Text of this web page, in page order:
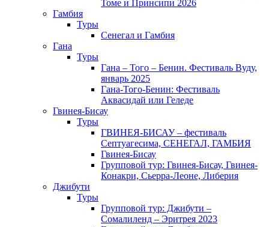
Томе и Принсипи 2026
Гамбия
Туры
Сенегал и Гамбия
Гана
Туры
Гана – Того – Бенин. Фестиваль Вуду,
январь 2025
Гана-Того-Бенин: Фестиваль
Аквасидай или Геледе
Гвинея-Бисау
Туры
ГВИНЕЯ-БИСАУ – фестиваль
Септуагесима, СЕНЕГАЛ, ГАМБИЯ
Гвинея-Бисау
Групповой тур: Гвинея-Бисау, Гвинея-
Конакри, Сьерра-Леоне, Либерия
Джибути
Туры
Групповой тур: Джибути –
Cомалиленд – Эритрея 2023